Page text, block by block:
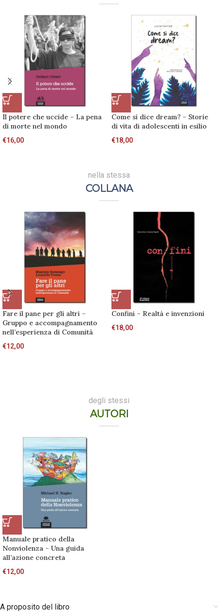
Il potere che uccide – La pena
di morte nel mondo
€16,00
Come si dice dream? – Storie
di vita di adolescenti in esilio
€18,00
nella stessa
COLLANA
Fare il pane per gli altri –
Gruppo e accompagnamento
nell’esperienza di Comunità
€12,00
Confini – Realtà e invenzioni
€18,00
degli stessi
AUTORI
Manuale pratico della
Nonviolenza – Una guida
all’azione concreta
€12,00
A proposito del libro